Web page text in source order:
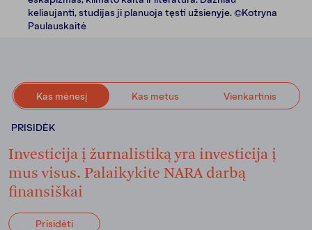
keliaujanti, studijas ji planuoja tęsti užsienyje. ©Kotryna
Paulauskaitė
Kas mėnesį Kas metus Vienkartinis
PRISIDĖK
Investicija į žurnalistiką yra investicija į
mus visus. Palaikykite NARA darbą
finansiškai
Prisidėti